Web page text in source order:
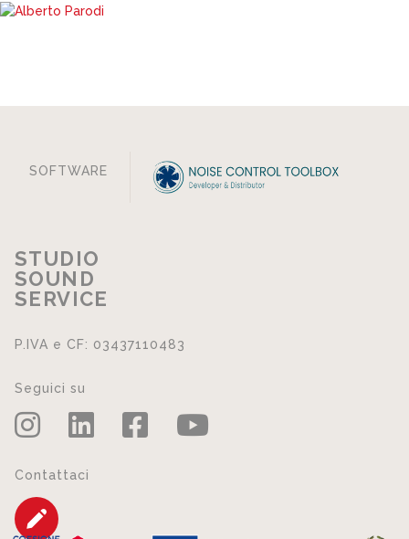
SOFTWARE
STUDIO
SOUND
SERVICE
P.IVA e CF: 03437110483
Seguici su
Contattaci